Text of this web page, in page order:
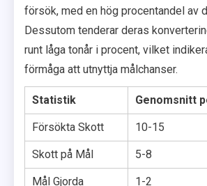
försök, med en hög procentandel av
Dessutom tenderar deras
runt låga tonår i procent, vilket
förmåga att utnyttja målchanser.
Statistik Genomsnitt
Försökta Skott 10-15
Skott på Mål 5-8
Mål Gjorda 1-2